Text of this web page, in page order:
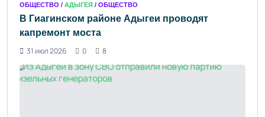
ОБЩЕСТВО / АДЫГЕЯ / ОБЩЕСТВО
В Гиагинском районе Адыгеи проводят
капремонт моста
31 июл 2026
0 8